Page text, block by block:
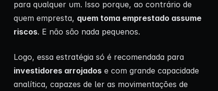
para qualquer um. Isso porque, ao contrário de
quem empresta, quem toma emprestado assume
riscos. E não são nada pequenos.
Logo, essa estratégia só é recomendada para
investidores arrojados e com grande capacidade
analítica, capazes de ler as movimentações de